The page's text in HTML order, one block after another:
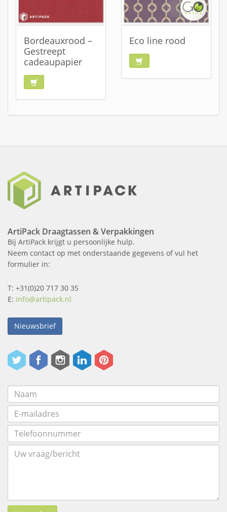
Bordeauxrood –
Gestreept
cadeaupapier
Eco line rood
ArtiPack Draagtassen & Verpakkingen
Bij ArtiPack krijgt u persoonlijke hulp.
Neem contact op met onderstaande gegevens of vul het
formulier in:
T: +31(0)20 717 30 35
E: info@artipack.nl
Nieuwsbrief